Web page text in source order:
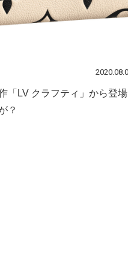
「LV クラフティ」から登場
？